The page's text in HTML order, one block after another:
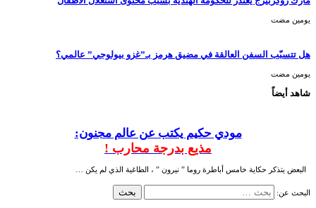
‏يومين مضت
هل تتسبّب السفن العالقة في مضيق هرمز بـ”غزو بيولوجي” عالمي؟
‏يومين مضت
شاهد أيضاً
مودي حكيم يكتب عن عالم مجنون:
مذيع بدرجة محارب !
البعض يتذكر حكاية خامس أباطرة روما ” نيرون ” ، الطاغية الذي لم يكن …
البحث عن: